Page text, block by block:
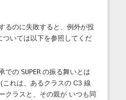
るのに失敗すると、例外が投
ついては以下を参照してくだ
での SUPERの振る舞いとは
これは、あるクラスの C3 線
クラスと、その親が いつも同